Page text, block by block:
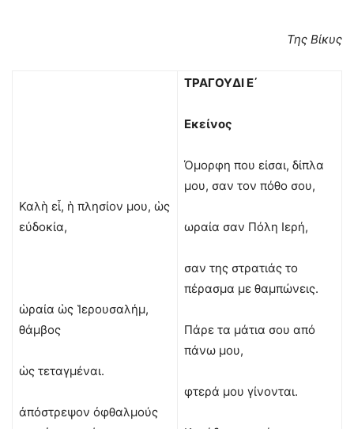
Της Βίκυς
Καλὴ εἶ, ἡ πλησίον μου, ὡς
εὐδοκία,
ὡραία ὡς Ἱερουσαλήμ,
θάμβος
ὡς τεταγμέναι.
ἀπόστρεψον ὀφθαλμούς
ΤΡΑΓΟΥΔΙ Ε΄
Εκείνος
Όμορφη που είσαι, δίπλα
μου, σαν τον πόθο σου,
ωραία σαν Πόλη Ιερή,
σαν της στρατιάς το
πέρασμα με θαμπώνεις.
Πάρε τα μάτια σου από
πάνω μου,
φτερά μου γίνονται.